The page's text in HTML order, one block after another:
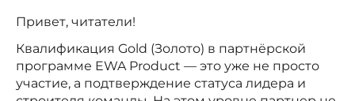
Привет, читатели!
Квалификация Gold (Золото) в партнёрской
программе EWA Product — это уже не просто
участие, а подтверждение статуса лидера и